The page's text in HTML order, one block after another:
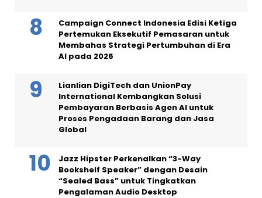
Campaign Connect Indonesia Edisi Ketiga
Pertemukan Eksekutif Pemasaran untuk
Membahas Strategi Pertumbuhan di Era
AI pada 2026
Lianlian DigiTech dan UnionPay
International Kembangkan Solusi
Pembayaran Berbasis Agen AI untuk
Proses Pengadaan Barang dan Jasa
Global
Jazz Hipster Perkenalkan “3-Way
Bookshelf Speaker” dengan Desain
“Sealed Bass” untuk Tingkatkan
Pengalaman Audio Desktop